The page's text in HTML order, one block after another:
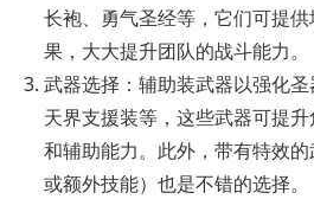
长袍、勇气圣经等，它们可提
果，大大提升团队的战斗能力。
武器选择：辅助装武器以强化圣
天界支援装等，这些武器可提
和辅助能力。此外，带有特效
或额外技能）也是不错的选择。